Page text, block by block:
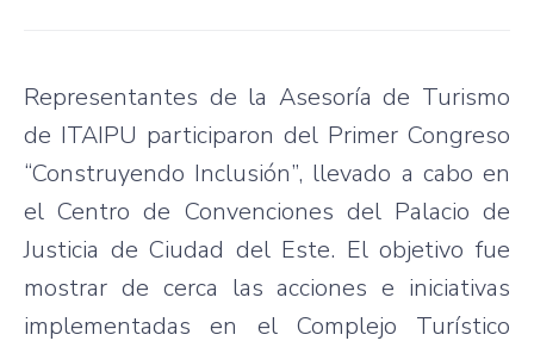
Representantes de la Asesoría de Turismo
de ITAIPU participaron del Primer Congreso
“Construyendo Inclusión”, llevado a cabo en
el Centro de Convenciones del Palacio de
Justicia de Ciudad del Este. El objetivo fue
mostrar de cerca las acciones e iniciativas
implementadas en el Complejo Turístico